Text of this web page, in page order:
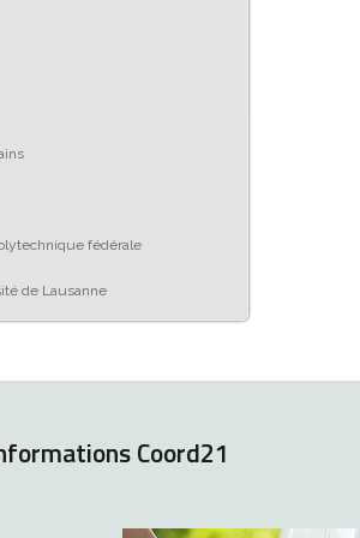
fédérale
de Lausanne
Coord21